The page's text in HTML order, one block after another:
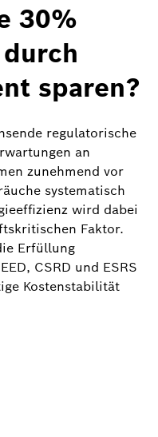
30%
sparen?
regulatorische
an
zunehmend vor
systematisch
wird dabei
Faktor.
Erfüllung
CSRD und ESRS
Kostenstabilität